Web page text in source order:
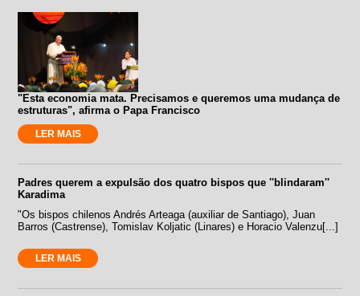
"Esta economia mata. Precisamos e queremos uma mudança de
estruturas", afirma o Papa Francisco
LER MAIS
Padres querem a expulsão dos quatro bispos que ''blindaram''
Karadima
"Os bispos chilenos Andrés Arteaga (auxiliar de Santiago), Juan
Barros (Castrense), Tomislav Koljatic (Linares) e Horacio Valenzu[...]
LER MAIS